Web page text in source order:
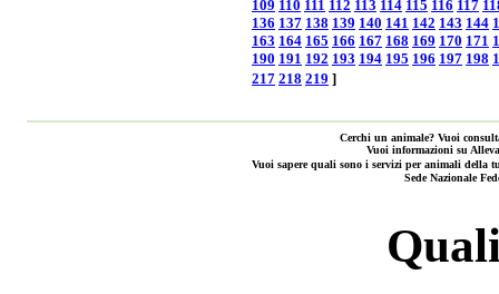
109 110 111 112 113 114 115 116 117
136 137 138 139 140 141 142 143 144
163 164 165 166 167 168 169 170 171
190 191 192 193 194 195 196 197 198
217 218 219 ]
Cerchi un animale? Vuoi
Vuoi informazioni su
Vuoi sapere quali sono i servizi per animali
Sede Nazionale